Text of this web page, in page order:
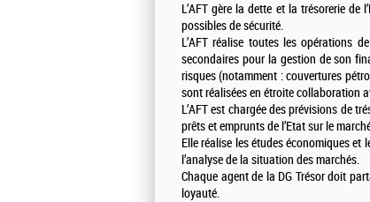
L’AFT gère la dette et la trésorerie
possibles de sécurité.
L’AFT réalise toutes les opérations
secondaires pour la gestion de son
risques (notamment : couvertures
sont réalisées en étroite collaboration
L’AFT est chargée des prévisions de
prêts et emprunts de l’Etat sur le
Elle réalise les études économiques
l’analyse de la situation des marchés.
Chaque agent de la DG Trésor doit
loyauté.